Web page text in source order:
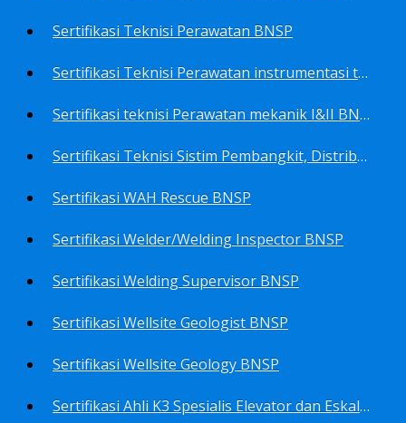
Sertifikasi Teknisi Perawatan BNSP
Sertifikasi Teknisi Perawatan instrumentasi tingkat I BNSP
Sertifikasi teknisi Perawatan mekanik I&II BNSP
Sertifikasi Teknisi Sistim Pembangkit, Distribusi, Utilitas BNSP
Sertifikasi WAH Rescue BNSP
Sertifikasi Welder/Welding Inspector BNSP
Sertifikasi Welding Supervisor BNSP
Sertifikasi Wellsite Geologist BNSP
Sertifikasi Wellsite Geology BNSP
Sertifikasi Ahli K3 Spesialis Elevator dan Eskalator KEMNAKER